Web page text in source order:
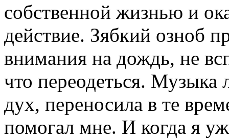
собственной жизнью и
действие. Зябкий озноб
внимания на дождь, не
что переодеться. Музыка
дух, переносила в те
помогал мне. И когда я